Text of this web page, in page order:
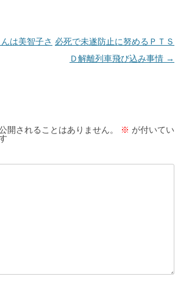
は美智子さ 必死で未遂防止に努めるＰＴＳ
Ｄ解離列車飛び込み事情 →
開されることはありません。 ※ が付いてい